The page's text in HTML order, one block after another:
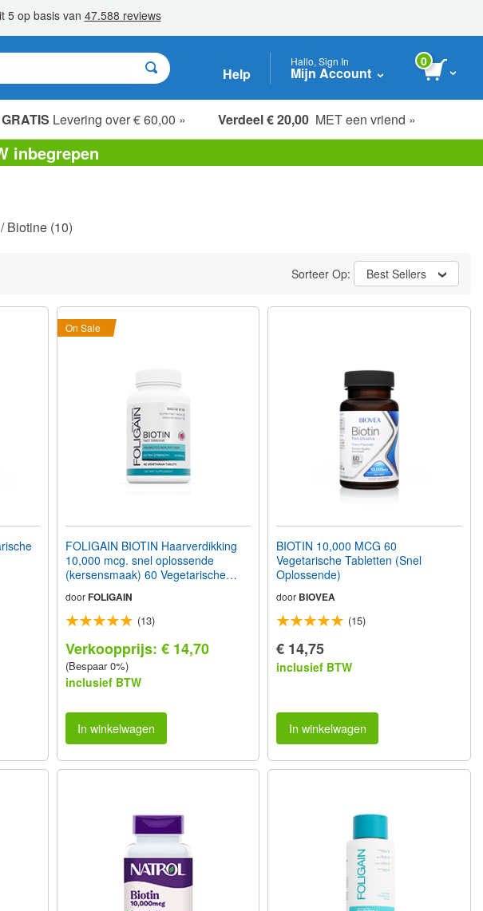
Help
Hallo, Sign In
Mijn Account
0
GRATIS Levering over € 60,00 » Verdeel € 20,00 MET een vriend »
items
packs
inbegrepen
/Biotine (10)
Sorteer Op: Best Sellers
On Sale
FOLIGAIN BIOTIN Haarverdikking
10,000 mcg. snel oplossende
(kersensmaak) 60 Vegetarische
door FOLIGAIN
(13)
Verkoopprijs: € 14,70
(Bespaar 0%)
inclusief BTW
In winkelwagen
BIOTIN 10,000 MCG 60
Vegetarische Tabletten (Snel
Oplossende)
door BIOVEA
(15)
€ 14,75
inclusief BTW
In winkelwagen